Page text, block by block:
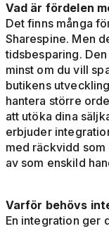
Vad är fördelen
Det finns många
Sharespine. Men
tidsbesparing.
minst om du vill
butikens
hantera större
att utöka dina
erbjuder
med räckvidd som
av som enskild
Varför behövs
En integration ger